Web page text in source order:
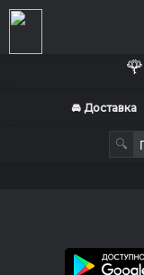
🌹
🚘 Доставка
🔍